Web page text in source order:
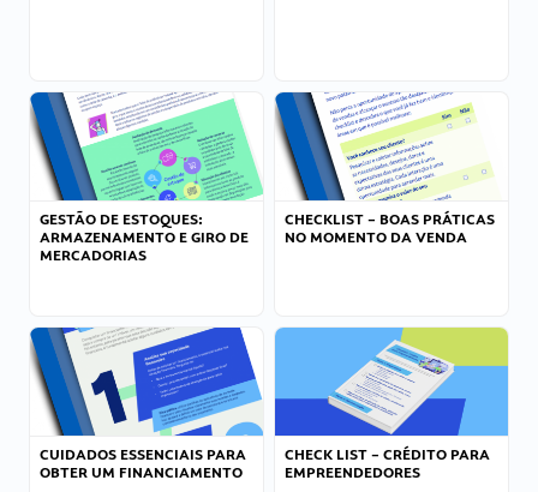
GESTÃO DE ESTOQUES:
ARMAZENAMENTO E GIRO DE
MERCADORIAS
CHECKLIST – BOAS PRÁTICAS
NO MOMENTO DA VENDA
CUIDADOS ESSENCIAIS PARA
OBTER UM FINANCIAMENTO
CHECK LIST – CRÉDITO PARA
EMPREENDEDORES